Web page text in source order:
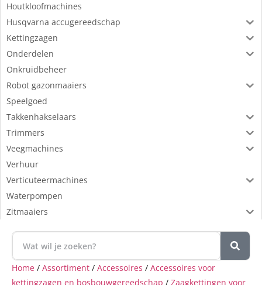
Houtkloofmachines
Husqvarna accugereedschap
Kettingzagen
Onderdelen
Onkruidbeheer
Robot gazonmaaiers
Speelgoed
Takkenhakselaars
Trimmers
Veegmachines
Verhuur
Verticuteermachines
Waterpompen
Zitmaaiers
Home / Assortiment / Accessoires / Accessoires voor
kettingzagen en bosbouwgereedschap / Zaagkettingen voor